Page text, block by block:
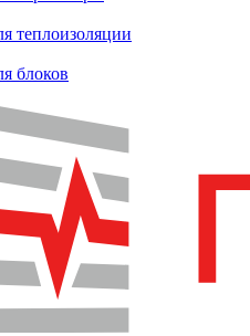
теплоизоляции
блоков